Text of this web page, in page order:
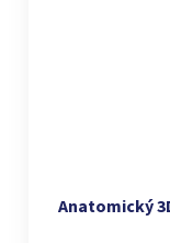
Anatomický